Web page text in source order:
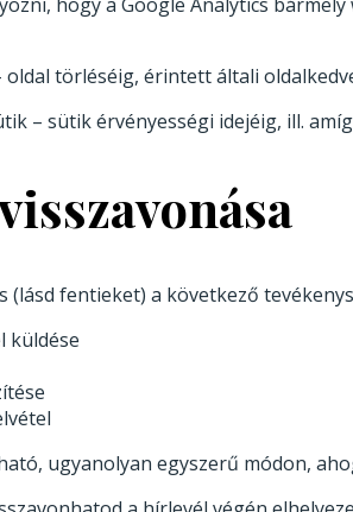
oldal törléséig, érintett általi
– sütik érvényességi idejéig, ill.
(lásd fentieket) a következő
küldése
ugyanolyan egyszerű módon,